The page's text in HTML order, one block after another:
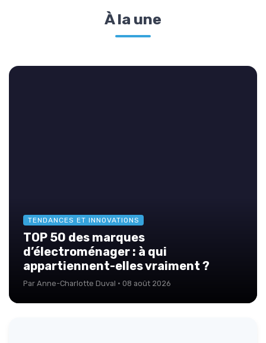
À la une
TENDANCES ET INNOVATIONS
TOP 50 des marques
d’électroménager : à qui
appartiennent-elles vraiment ?
Par Anne-Charlotte Duval · 08 août 2026